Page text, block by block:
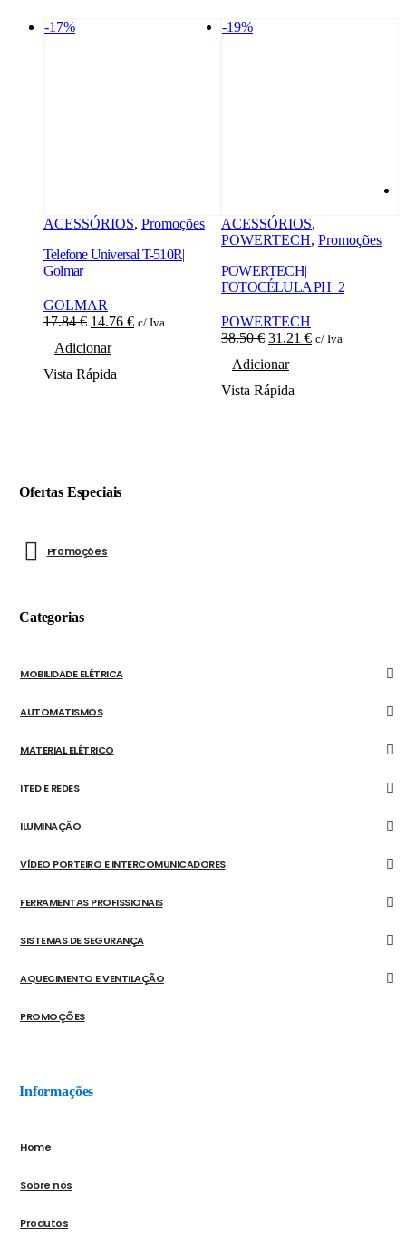
-17%
ACESSÓRIOS, Promoções
Telefone Universal T-510R|
Golmar
GOLMAR
17.84€ O
original
era:
17.84 €.
14.76 €Oc/ Iva
Adicionar
Vista Rápida
-19%
ACESSÓRIOS,
POWERTECH, Promoções
POWERTECH|
FOTOCÉLULA PH_2
POWERTECH
38.50€ O
original
era:
38.50 €.
31.21 €Oc/ Iva
Adicionar
Vista Rápida
Ofertas Especiais
Promoções
Categorias
MOBILIDADE ELÉTRICA
AUTOMATISMOS
MATERIAL ELÉTRICO
ITED E REDES
ILUMINAÇÃO
VÍDEO PORTEIRO E INTERCOMUNICADORES
FERRAMENTAS PROFISSIONAIS
SISTEMAS DE SEGURANÇA
AQUECIMENTO E VENTILAÇÃO
PROMOÇÕES
Informações
Home
Sobre nós
Produtos